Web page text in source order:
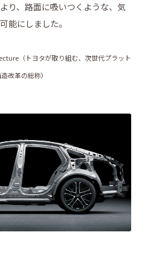
り、路面に吸いつくような、気
能にしました。
（トヨタが取り組む、次世代プラット
改革の総称）